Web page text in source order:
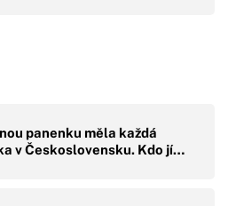
panenku měla každá
v Československu. Kdo jí…